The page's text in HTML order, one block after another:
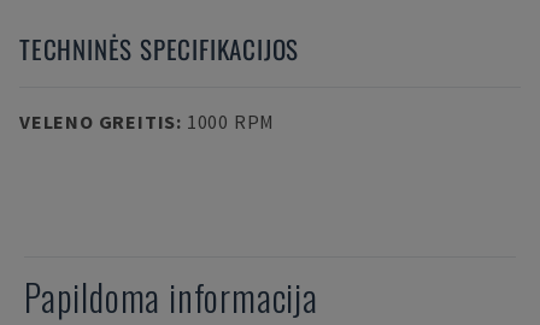
TECHNINĖS SPECIFIKACIJOS
VELENO GREITIS: 1000 RPM
Papildoma informacija